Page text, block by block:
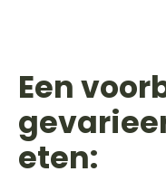
Een
eten: